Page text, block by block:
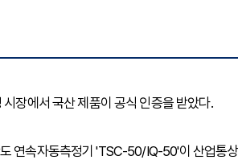
장에서 국산 제품이 공식 인증을 받았다.
연속자동측정기 'TSC-50/IQ-50'이 산업통